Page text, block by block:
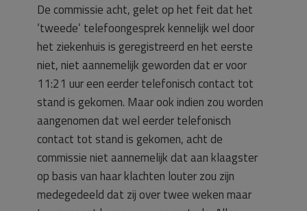
De commissie acht, gelet op het feit dat het
‘tweede’ telefoongesprek kennelijk wel door
het ziekenhuis is geregistreerd en het eerste
niet, niet aannemelijk geworden dat er voor
11:21 uur een eerder telefonisch contact tot
stand is gekomen. Maar ook indien zou worden
aangenomen dat wel eerder telefonisch
contact tot stand is gekomen, acht de
commissie niet aannemelijk dat aan klaagster
op basis van haar klachten louter zou zijn
medegedeeld dat zij over twee weken maar